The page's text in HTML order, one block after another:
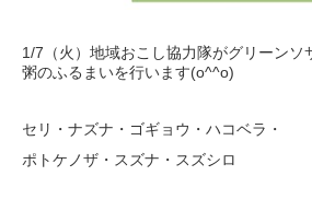
1/7（火）地域おこし協力隊がグリーンソ
粥のふるまいを行います(o^^o)
セリ・ナズナ・ゴギョウ・ハコベラ・
ポトケノザ・スズナ・スズシロ